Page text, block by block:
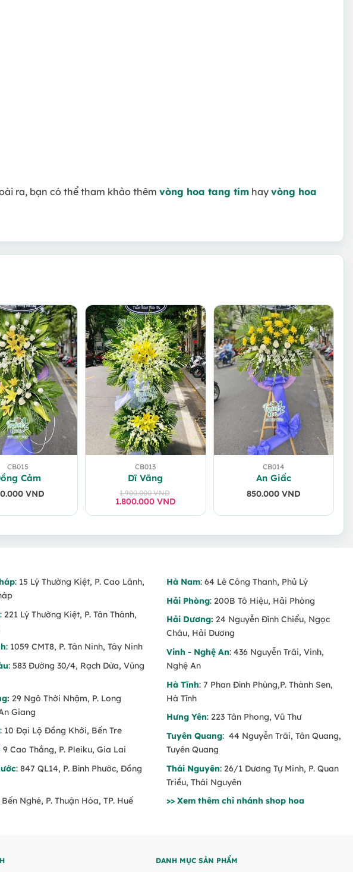
ra, bạn có thể tham khảo thêm vòng hoa tang tím hay vòng hoa
CB015
Cảm
VND
CB013
Dĩ Vãng
1.900.000VND
Giá
1.800.000 VND
Giá
CB014
An Giấc
850.000 VND
: 15 Lý Thường Kiệt, P. Cao Lãnh,
: 221 Lý Thường Kiệt, P. Tân Thành,
: 1059 CMT8, P. Tân Ninh, Tây Ninh
: 583 Đường 30/4, Rạch Dừa, Vũng
: 29 Ngô Thời Nhậm, P. Long
Giang
: 10 Đại Lộ Đồng Khởi, Bến Tre
9 Cao Thắng, P. Pleiku, Gia Lai
: 847 QL14, P. Bình Phước, Đồng
Nghé, P. Thuận Hóa, TP. Huế
Hà Nam: 64 Lê Công Thanh, Phủ Lý
Hải Phòng: 200B Tô Hiệu, Hải Phòng
Hải Dương: 24 Nguyễn Đình Chiểu, Ngọc
Châu, Hải Dương
Vinh - Nghệ An: 436 Nguyễn Trãi, Vinh,
Nghệ An
Hà Tĩnh: 7 Phan Đình Phùng,P. Thành Sen,
Hà Tĩnh
Hưng Yên: 223 Tân Phong, Vũ Thư
Tuyên Quang: 44 Nguyễn Trãi, Tân Quang,
Tuyên Quang
Thái Nguyên: 26/1 Dương Tự Minh, P. Quan
Triều, Thái Nguyên
>> Xem thêm chi nhánh shop hoa
DANH MỤC SẢN PHẨM